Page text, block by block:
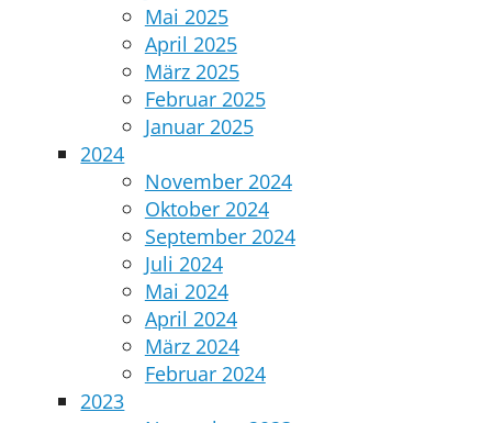
Mai 2025
April 2025
März 2025
Februar 2025
Januar 2025
2024
November 2024
Oktober 2024
September 2024
Juli 2024
Mai 2024
April 2024
März 2024
Februar 2024
2023